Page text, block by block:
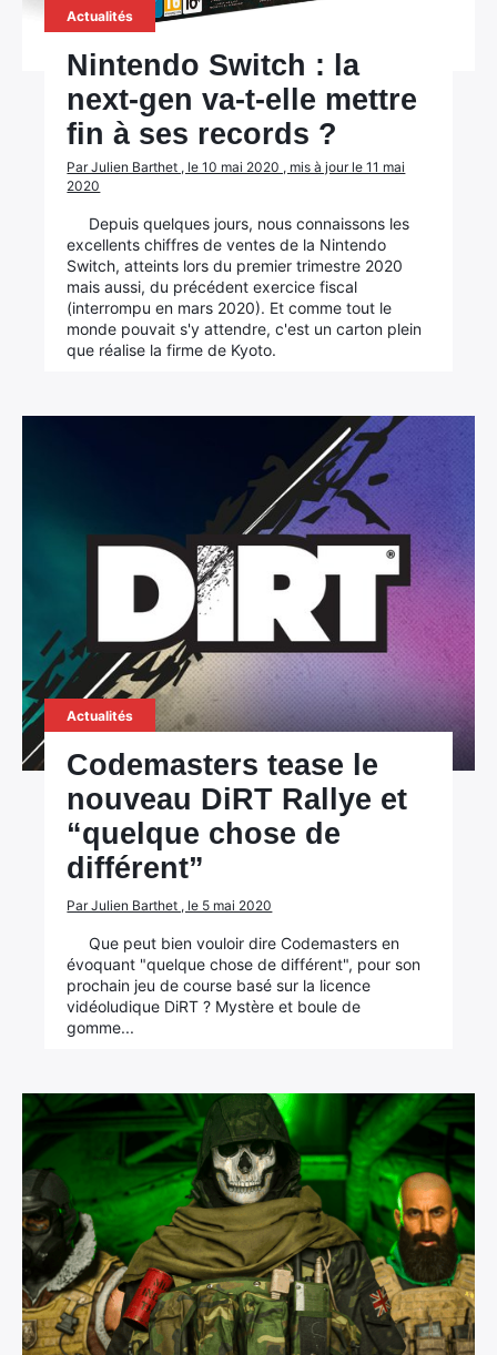
Actualités
Nintendo Switch : la
next-gen va-t-elle mettre
fin à ses records ?
Par Julien Barthet , le 10 mai 2020 , mis à jour le 11 mai
2020
Depuis quelques jours, nous connaissons les
excellents chiffres de ventes de la Nintendo
Switch, atteints lors du premier trimestre 2020
mais aussi, du précédent exercice fiscal
(interrompu en mars 2020). Et comme tout le
monde pouvait s'y attendre, c'est un carton plein
que réalise la firme de Kyoto.
Actualités
Codemasters tease le
nouveau DiRT Rallye et
“quelque chose de
différent”
Par Julien Barthet , le 5 mai 2020
Que peut bien vouloir dire Codemasters en
évoquant "quelque chose de différent", pour son
prochain jeu de course basé sur la licence
vidéoludique DiRT ? Mystère et boule de
gomme...